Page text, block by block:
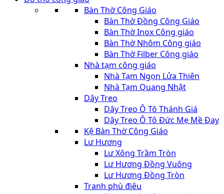
Bàn Thờ Công Giáo
Bàn Thờ Đồng Công Giáo
Bàn Thờ Inox Công giáo
Bàn Thờ Nhôm Công giáo
Bàn Thờ Filber Công giáo
Nhà tạm công giáo
Nhà Tạm Ngọn Lửa Thiên
Nhà Tạm Quang Nhật
Dây Treo
Dây Treo Ô Tô Thánh Giá
Dây Treo Ô Tô Đức Mẹ Mề Đay
Kệ Bàn Thờ Công Giáo
Lư Hương
Lư Xông Trầm Tròn
Lư Hương Đồng Vuông
Lư Hương Đồng Tròn
Tranh phù điêu